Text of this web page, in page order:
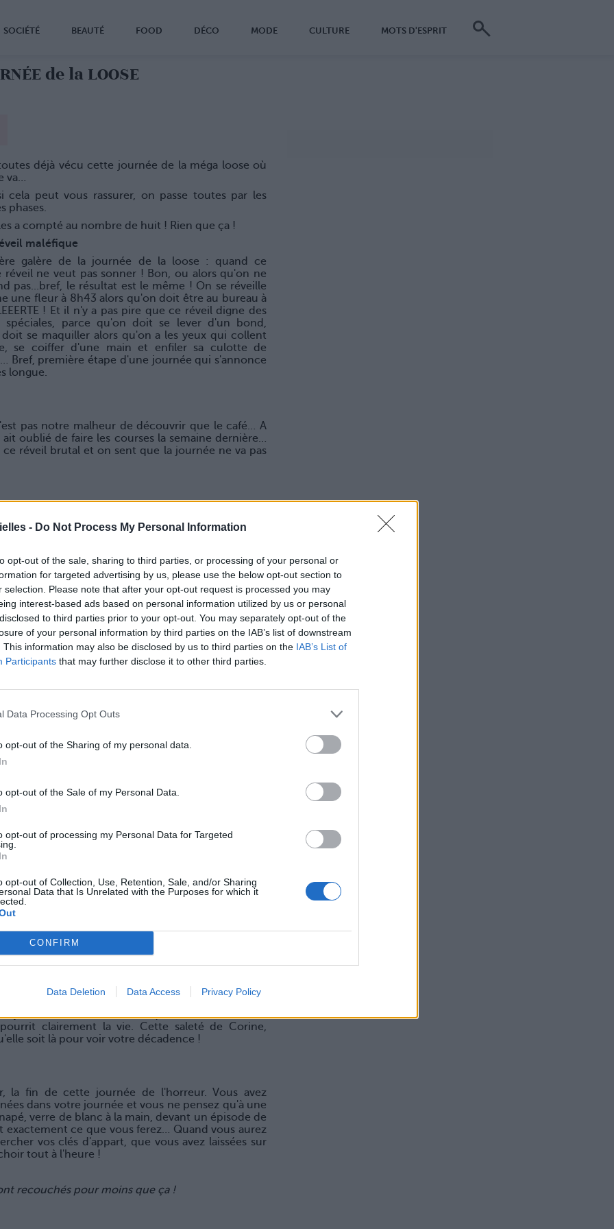
- Do Not Process My Personal Information
opt-out of the sale, sharing to third parties, or processing of your personal or
for targeted advertising by us, please use the below opt-out section to
selection. Please note that after your opt-out request is processed you may
interest-based ads based on personal information utilized by us or personal
to third parties prior to your opt-out. You may separately opt-out of the
of your personal information by third parties on the IAB’s list of downstream
This information may also be disclosed by us to third parties on the IAB’s List of
Participants that may further disclose it to other third parties.
Data Processing Opt Outs
opt-out of the Sharing of my personal data.
opt-out of the Sale of my Personal Data.
opt-out of processing my Personal Data for Targeted
opt-out of Collection, Use, Retention, Sale, and/or Sharing
Data that Is Unrelated with the Purposes for which it
CONFIRM
Data Deletion Data Access Privacy Policy
SOCIÉTÉ BEAUTÉ FOOD DÉCO MODE CULTURE MOTS D'ESPRIT
de la LOOSE
déjà vécu cette journée de la méga loose où
va…
cela peut vous rassurer, on passe toutes par les
phases.
a compté au nombre de huit ! Rien que ça !
maléfique
galère de la journée de la loose : quand ce
réveil ne veut pas sonner ! Bon, ou alors qu'on ne
pas...bref, le résultat est le même ! On se réveille
une fleur à 8h43 alors qu'on doit être au bureau à
! Et il n'y a pas pire que ce réveil digne des
spéciales, parce qu'on doit se lever d'un bond,
se maquiller alors qu'on a les yeux qui collent
se coiffer d'une main et enfiler sa culotte de
Bref, première étape d'une journée qui s'annonce
longue.
pas notre malheur de découvrir que le café… A
oublié de faire les courses la semaine dernière…
ce réveil brutal et on sent que la journée ne va pas
Heureusement qu'il reste un sachet au fond du
ça ne veut pas, ça ne veut pas : une fois l'eau
chaud qui va nous remettre dans le droit chemin
ce qu'on renverse notre tasse sur notre MacBook.
de la JOURNÉE DE LA LOOSE QUI PUE !
bas aujourd'hui, parce que c'était pas vraiment
en se disant qu'au moins, cette étape est sans
mettre le mascara dans l’œil, parce qu'on a eu un
eyeliner et de devoir tout recommencer, depuis
pas mal non plus de casser son rouge à lèvres en
journée est un terrain miné et on est un soldat
série « bonjour, ceci est une journée pourrie qui
qu'on a voulu mettre sa nouvelle robe, et
une fois qu'on avait passé la porte ! Ou parce
le bouton s'est mis à sauter dans le métro pour
qu'on a mis des baskets et pas des
se prendre le talon dans la bouche d'égoût,
quand on est en retard comme on l'a jamais été,
que notre voiture n'avance pas d'un pouce ! Ou
pour raison technique, ou notre bus annulé pour
temps, ça se tient hein, c'est même plutôt
et avec un œil plus maquillé que l'autre (on n'a
l'eyeliner…) quand on se souvient que c'est
relou, la pire de la boîte, du MONDE même ! Celle
jamais d'accord avec rien, qui connaît tout (mais
clairement la vie. Cette saleté de Corine,
soit là pour voir votre décadence !
la fin de cette journée de l'horreur. Vous avez
dans votre journée et vous ne pensez qu'à une
verre de blanc à la main, devant un épisode de
exactement ce que vous ferez… Quand vous aurez
vos clés d'appart, que vous avez laissées sur
tout à l'heure !
recouchés pour moins que ça !